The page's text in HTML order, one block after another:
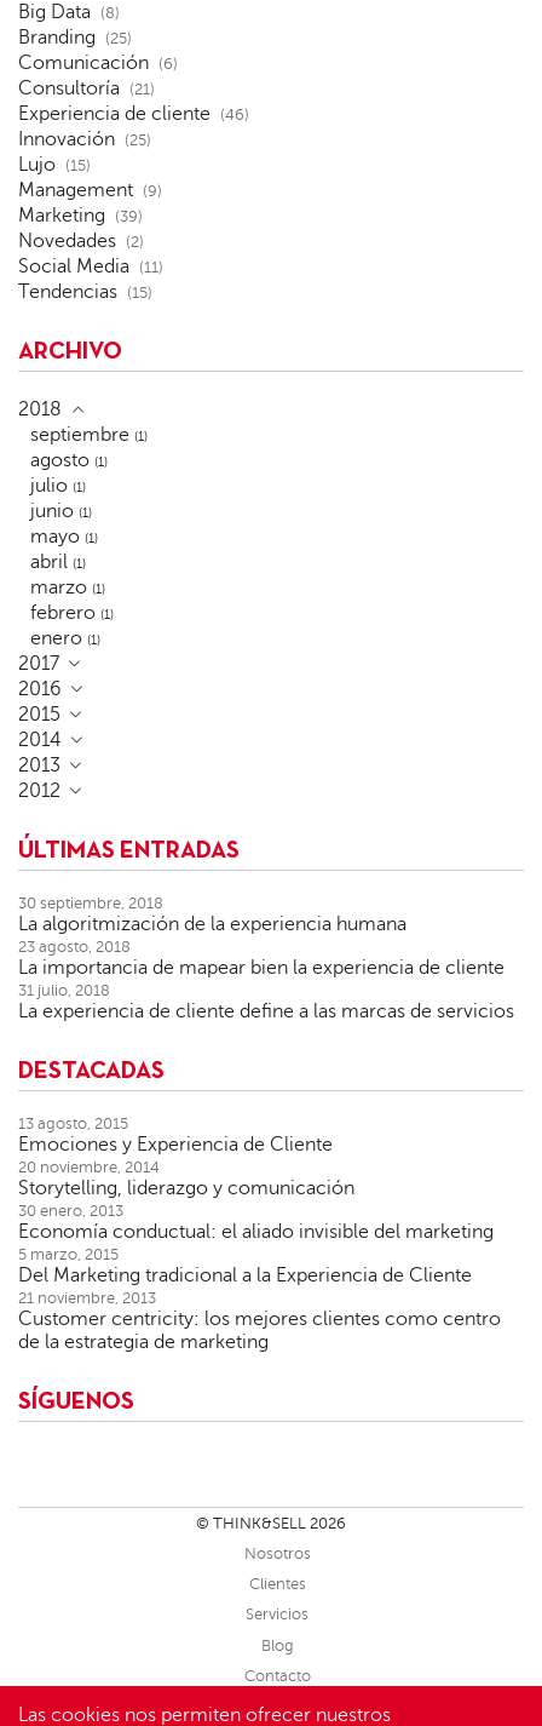
Big Data (8)
Branding (25)
Comunicación (6)
Consultoría (21)
Experiencia de cliente (46)
Innovación (25)
Lujo (15)
Management (9)
Marketing (39)
Novedades (2)
Social Media (11)
Tendencias (15)
ARCHIVO
2018
septiembre (1)
agosto (1)
julio (1)
junio (1)
mayo (1)
abril (1)
marzo (1)
febrero (1)
enero (1)
2017
2016
2015
2014
2013
2012
ÚLTIMAS ENTRADAS
30 septiembre, 2018
La algoritmización de la experiencia humana
23 agosto, 2018
La importancia de mapear bien la experiencia de cliente
31 julio, 2018
La experiencia de cliente define a las marcas de servicios
DESTACADAS
13 agosto, 2015
Emociones y Experiencia de Cliente
20 noviembre, 2014
Storytelling, liderazgo y comunicación
30 enero, 2013
Economía conductual: el aliado invisible del marketing
5 marzo, 2015
Del Marketing tradicional a la Experiencia de Cliente
21 noviembre, 2013
Customer centricity: los mejores clientes como centro
de la estrategia de marketing
SÍGUENOS
© THINK&SELL 2026
Nosotros
Clientes
Servicios
Blog
Contacto
Sitemap
Las cookies nos permiten ofrecer nuestros